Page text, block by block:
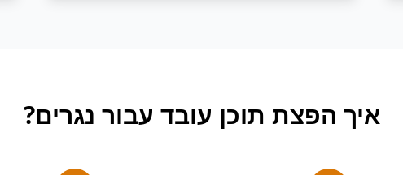
איך הפצת תוכן עובד עבור נגרים?